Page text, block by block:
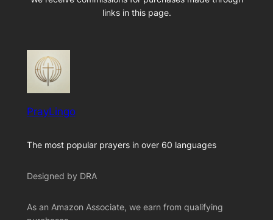
links in this page.
PrayLingo
The most popular prayers in over 60 languages
Designed by DRA
As an Amazon Associate, we earn from qualifying